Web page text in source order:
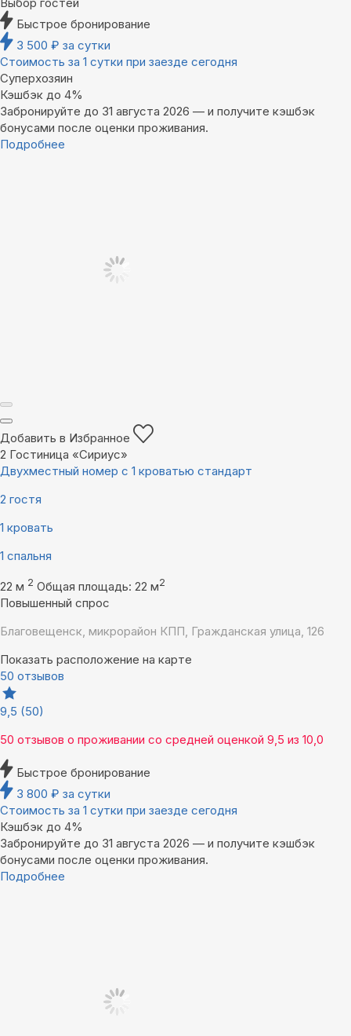
Быстрое бронирование
3 500 ₽ за сутки
Стоимость за 1 сутки при заезде сегодня
Суперхозяин
Кэшбэк до 4%
Забронируйте до 31 августа 2026 — и получите кэшбэк
бонусами после оценки проживания.
Подробнее
Добавить в Избранное
2 Гостиница «Сириус»
Двухместный номер с 1 кроватью стандарт
2 гостя
1 кровать
1 спальня
22 м 2 Общая площадь: 22 м2
Повышенный спрос
Благовещенск, микрорайон КПП, Гражданская улица, 126
Показать расположение на карте
50 отзывов
9,5 (50)
50 отзывов о проживании со средней оценкой 9,5 из 10,0
Быстрое бронирование
3 800 ₽ за сутки
Стоимость за 1 сутки при заезде сегодня
Кэшбэк до 4%
Забронируйте до 31 августа 2026 — и получите кэшбэк
бонусами после оценки проживания.
Подробнее